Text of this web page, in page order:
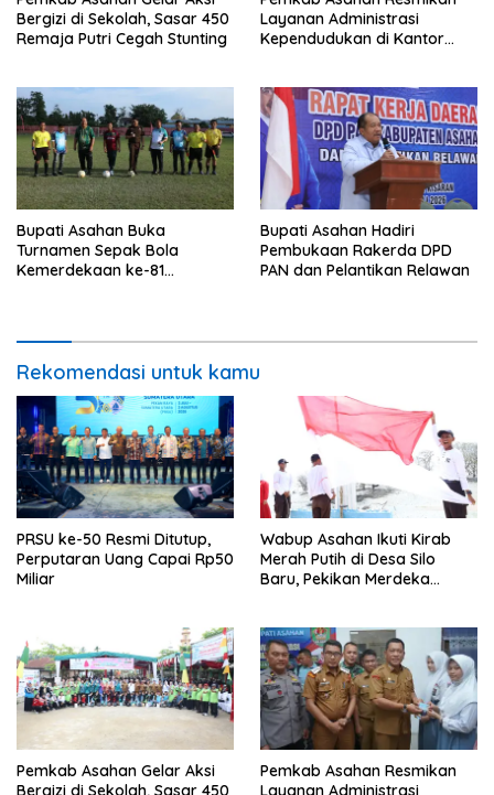
Bergizi di Sekolah, Sasar 450
Remaja Putri Cegah Stunting
Layanan Administrasi
Kependudukan di Kantor
Bupati Asahan Buka
Turnamen Sepak Bola
Kemerdekaan ke-81
Bupati Asahan Hadiri
Pembukaan Rakerda DPD
PAN dan Pelantikan Relawan
Rekomendasi untuk kamu
PRSU ke-50 Resmi Ditutup,
Perputaran Uang Capai Rp50
Miliar
Wabup Asahan Ikuti Kirab
Merah Putih di Desa Silo
Baru, Pekikan Merdeka
Pemkab Asahan Gelar Aksi
Bergizi di Sekolah, Sasar 450
Pemkab Asahan Resmikan
Layanan Administrasi